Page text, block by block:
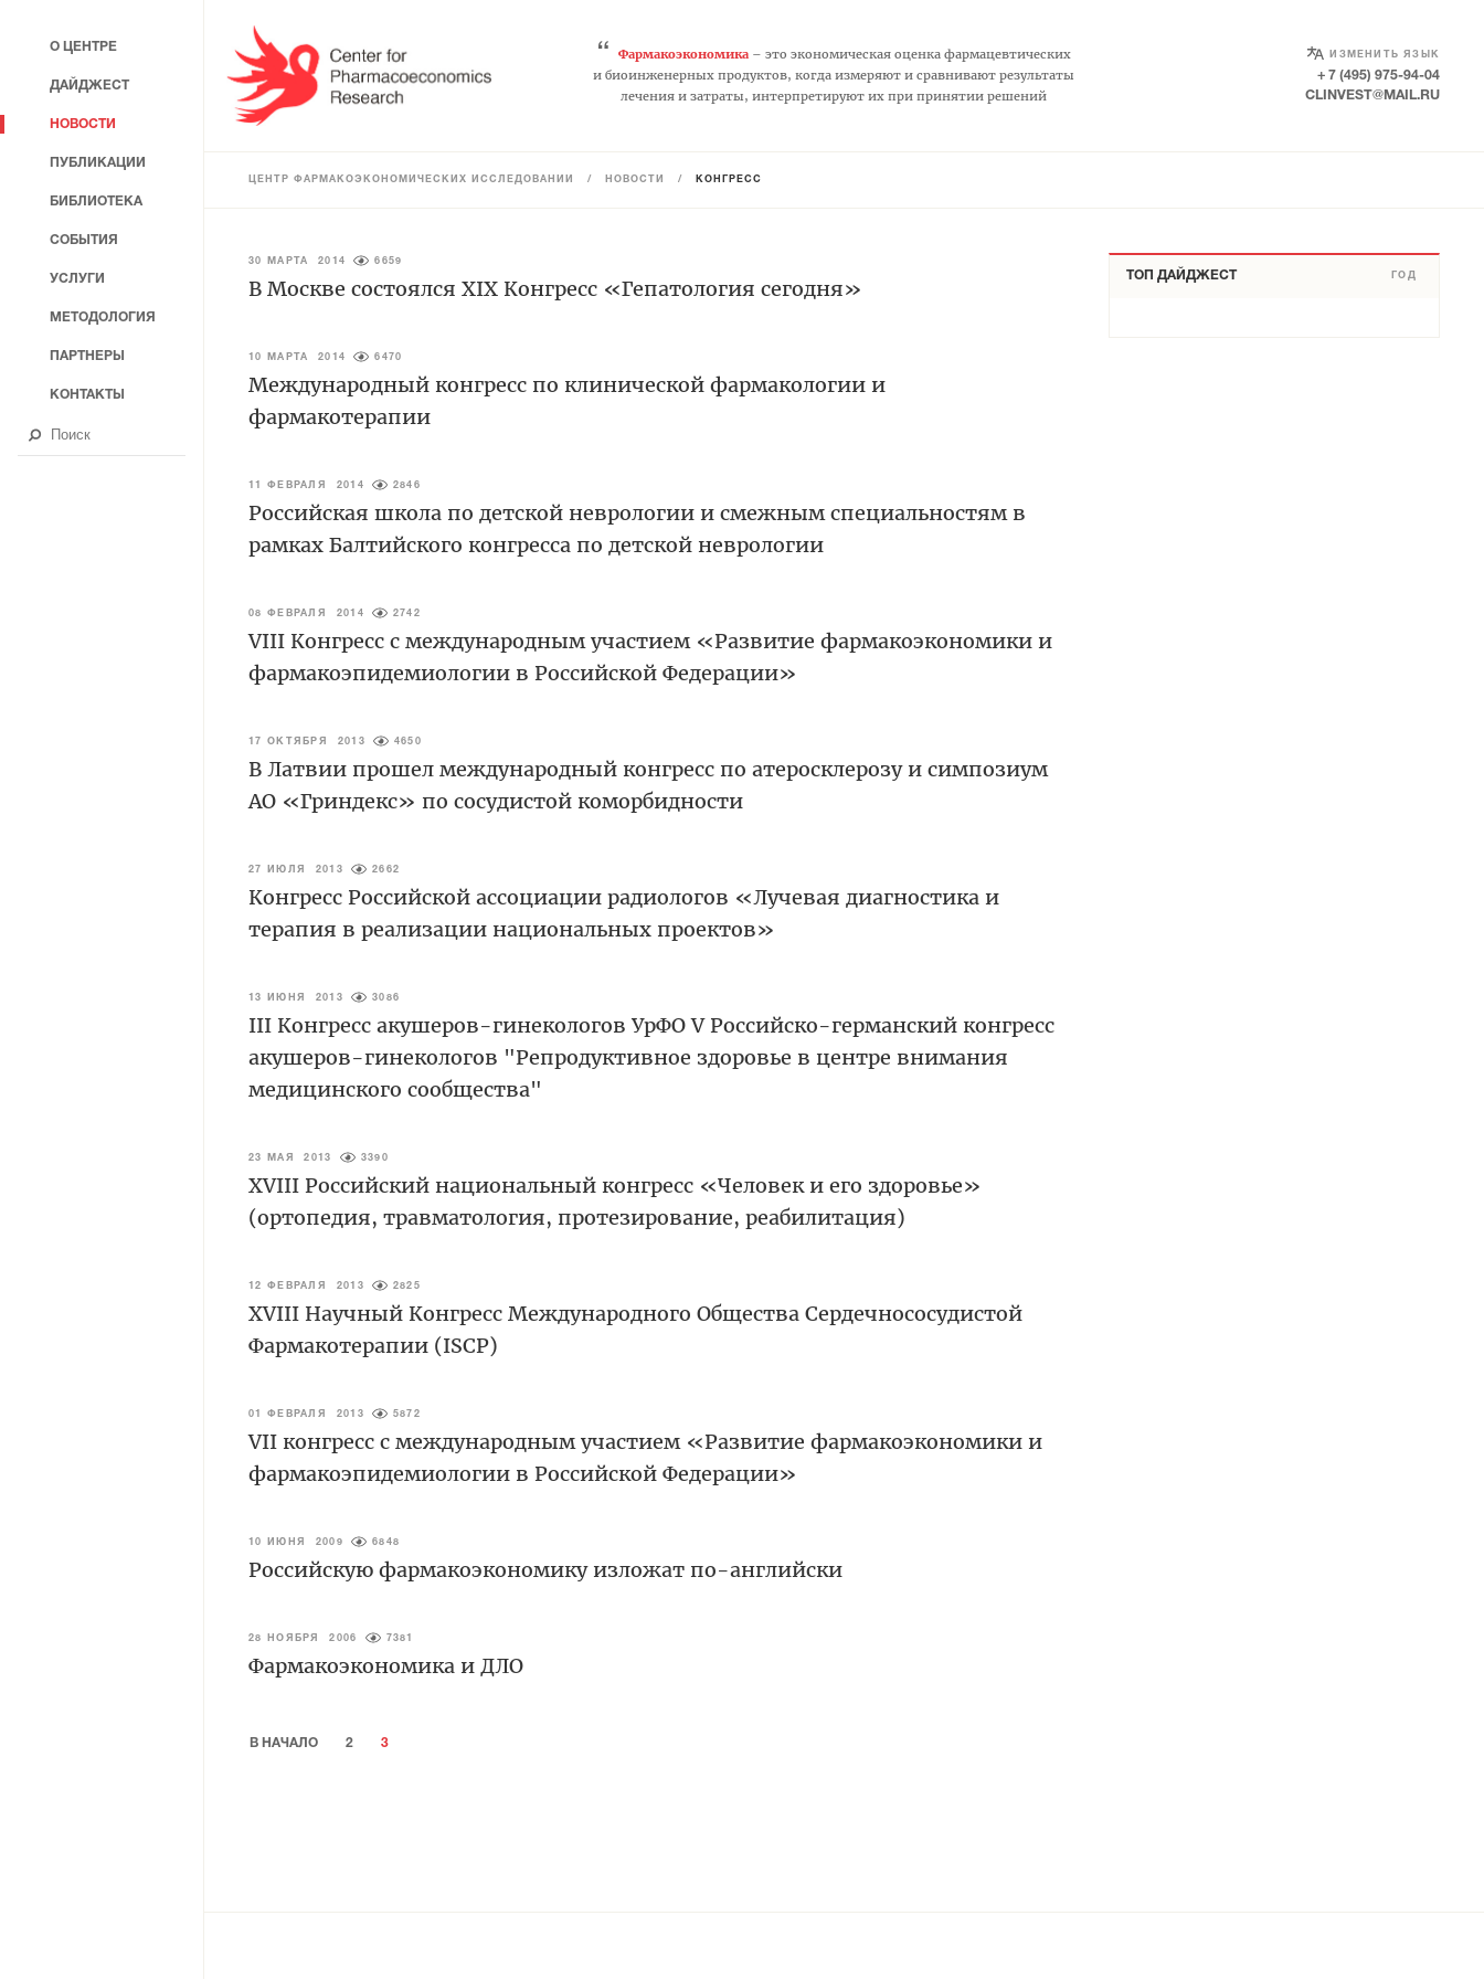
“ Фармакоэкономика– это экономическая оценка фармацевтических
и биоинженерных продуктов, когда измеряют и сравнивают результаты
лечения и затраты, интерпретируют их при принятии решений
ИЗМЕНИТЬ ЯЗЫК
SELECT LANGUAGE
+ 7 (495) 975-94-04
CLINVEST@MAIL.RU
ЦЕНТР ФАРМАКОЭКОНОМИЧЕСКИХ ИССЛЕДОВАНИЙ / НОВОСТИ / КОНГРЕСС
30 МАРТА 2014 6659
В Москве состоялся XIX Конгресс «Гепатология сегодня»
10 МАРТА 2014 6470
Международный конгресс по клинической фармакологии и
фармакотерапии
11 ФЕВРАЛЯ 2014 2846
Российская школа по детской неврологии и смежным специальностям в
рамках Балтийского конгресса по детской неврологии
08 ФЕВРАЛЯ 2014 2742
VIII Конгресс с международным участием «Развитие фармакоэкономики и
фармакоэпидемиологии в Российской Федерации»
17 ОКТЯБРЯ 2013 4650
В Латвии прошел международный конгресс по атеросклерозу и симпозиум
АО «Гриндекс» по сосудистой коморбидности
27 ИЮЛЯ 2013 2662
Конгресс Российской ассоциации радиологов «Лучевая диагностика и
терапия в реализации национальных проектов»
13 ИЮНЯ 2013 3086
III Конгресс акушеров-гинекологов УрФО V Российско-германский конгресс
акушеров-гинекологов "Репродуктивное здоровье в центре внимания
медицинского сообщества"
23 МАЯ 2013 3390
XVIII Российский национальный конгресс «Человек и его здоровье»
(ортопедия, травматология, протезирование, реабилитация)
12 ФЕВРАЛЯ 2013 2825
XVIII Научный Конгресс Международного Общества Сердечнососудистой
Фармакотерапии (ISCP)
01 ФЕВРАЛЯ 2013 5872
VII конгресс с международным участием «Развитие фармакоэкономики и
фармакоэпидемиологии в Российской Федерации»
10 ИЮНЯ 2009 6848
Российскую фармакоэкономику изложат по-английски
28 НОЯБРЯ 2006 7381
Фармакоэкономика и ДЛО
В НАЧАЛО 2 3
ТОП ДАЙДЖЕСТ ГОД
О ЦЕНТРЕ
ДАЙДЖЕСТ
НОВОСТИ
ПУБЛИКАЦИИ
БИБЛИОТЕКА
СОБЫТИЯ
УСЛУГИ
МЕТОДОЛОГИЯ
ПАРТНЕРЫ
КОНТАКТЫ